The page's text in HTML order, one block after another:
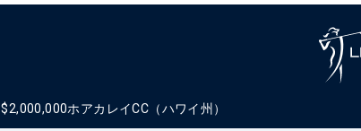
$2,000,000ホアカレイCC（ハワイ州）